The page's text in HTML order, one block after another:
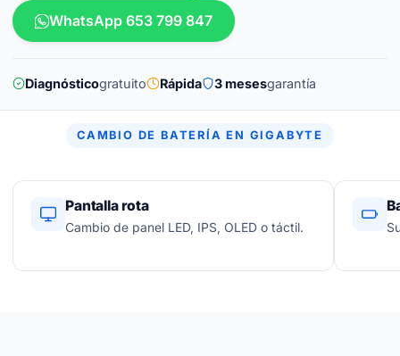
WhatsApp 653 799 847
Diagnósticogratuito Rápida 3 mesesgarantía
CAMBIO DE BATERÍA EN GIGABYTE
Pantalla rota
Cambio de panel LED, IPS, OLED o táctil.